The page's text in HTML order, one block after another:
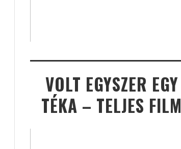
VOLT EGYSZER EGY
TÉKA – TELJES FILM